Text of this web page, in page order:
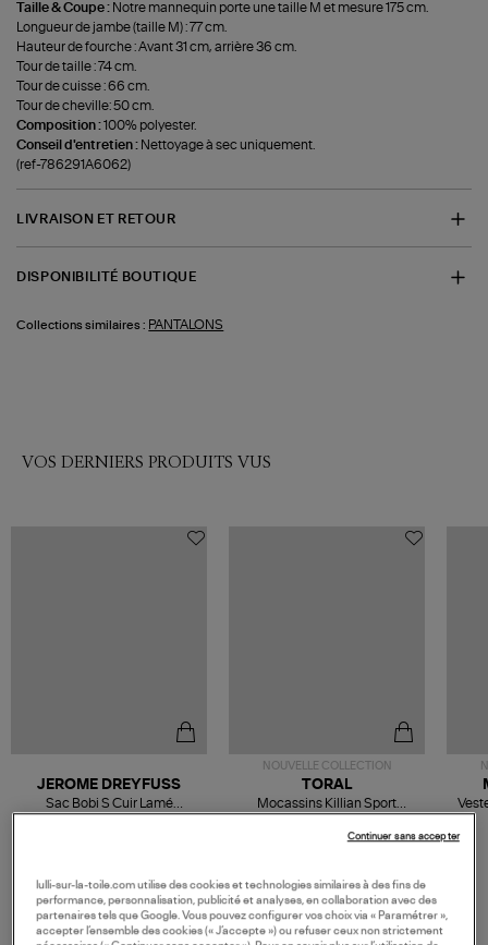
Taille & Coupe : Notre mannequin porte une taille M et mesure 175 cm.
Longueur de jambe (taille M) : 77 cm.
Hauteur de fourche : Avant 31 cm, arrière 36 cm.
Tour de taille : 74 cm.
Tour de cuisse : 66 cm.
Tour de cheville: 50 cm.
Composition :100% polyester.
Conseil d'entretien : Nettoyage à sec uniquement.
(ref-786291A6062)
LIVRAISON ET RETOUR
DISPONIBILITÉ BOUTIQUE
Collections similaires : PANTALONS
VOS DERNIERS PRODUITS VUS
JEROME DREYFUSS
Sac Bobi S Cuir Lamé
Champagne
NOUVELLE COLLECTION
TORAL
Mocassins Killian Sport
Mousse
lulli-sur-la-toile.com utilise des cookies et technologies similaires à des fins de
performance, personnalisation, publicité et analyses, en collaboration avec des
partenaires tels que Google. Vous pouvez configurer vos choix via « Paramétrer »,
accepter l’ensemble des cookies (« J’accepte ») ou refuser ceux non strictement
Continuer sans accepter